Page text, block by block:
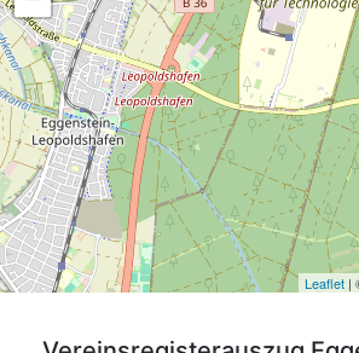
Leaflet |